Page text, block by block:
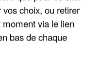
choix, ou retirer
via le lien
bas de chaque